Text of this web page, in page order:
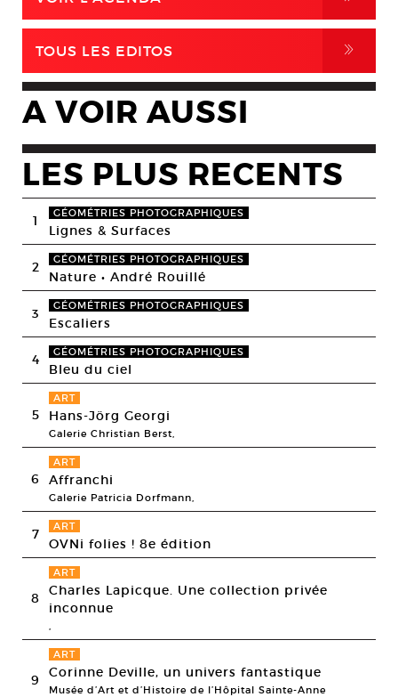
TOUS LES EDITOS ,
A VOIR AUSSI
LES PLUS RECENTS
1 GÉOMÉTRIES PHOTOGRAPHIQUES
Lignes & Surfaces
2 GÉOMÉTRIES PHOTOGRAPHIQUES
Nature • André Rouillé
3 GÉOMÉTRIES PHOTOGRAPHIQUES
Escaliers
4 GÉOMÉTRIES PHOTOGRAPHIQUES
Bleu du ciel
5
ART
Hans-Jörg Georgi
Galerie Christian Berst,
6
ART
Affranchi
Galerie Patricia Dorfmann,
7 ART
OVNi folies ! 8e édition
8
ART
Charles Lapicque. Une collection privée
inconnue
,
9
ART
Corinne Deville, un univers fantastique
Musée d’Art et d’Histoire de l’Hôpital Sainte-Anne